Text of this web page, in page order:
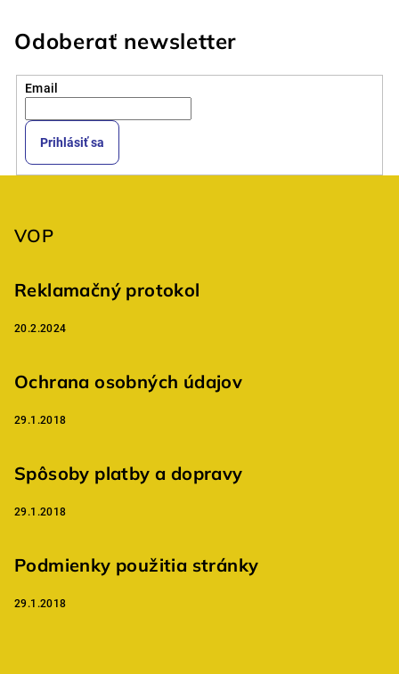
Odoberať newsletter
Email
Prihlásiť sa
VOP
Reklamačný protokol
20.2.2024
Ochrana osobných údajov
29.1.2018
Spôsoby platby a dopravy
29.1.2018
Podmienky použitia stránky
29.1.2018